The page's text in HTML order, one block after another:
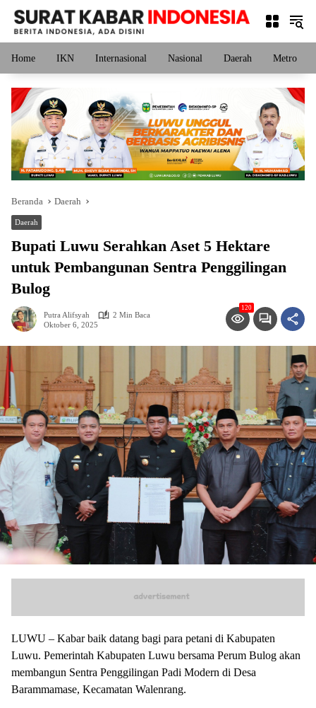
Langsung
konten
Home IKN Internasional Nasional Daerah Metro
Beranda Daerah
Daerah
Bupati Luwu Serahkan Aset 5 Hektare
untuk Pembangunan Sentra Penggilingan
Bulog
Putra Alifsyah
2 Min Baca
Oktober 6, 2025
120
LUWU – Kabar baik datang bagi para petani di Kabupaten
Luwu. Pemerintah Kabupaten Luwu bersama Perum Bulog akan
membangun Sentra Penggilingan Padi Modern di Desa
Barammamase, Kecamatan Walenrang.